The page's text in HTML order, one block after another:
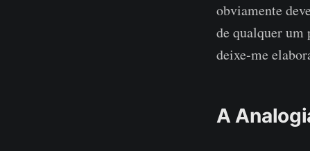
obviamente
de qualquer um
deixe-me
A